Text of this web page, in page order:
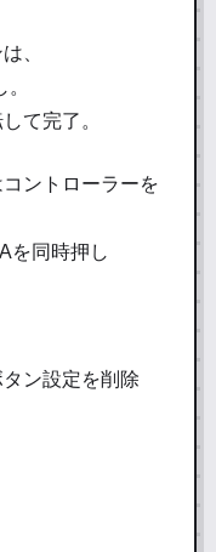
、
て完了。
ントローラーを
を同時押し
ン設定を削除